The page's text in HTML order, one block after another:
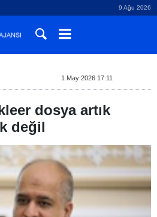
9 Ağu 2026
1 May 2026 17:11
dosya artık
değil